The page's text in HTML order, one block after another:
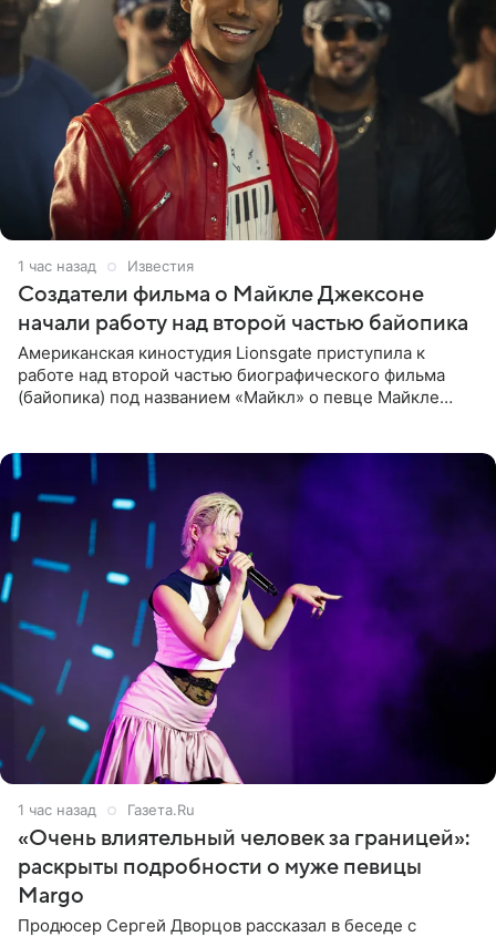
1 час назад Известия
Создатели фильма о Майкле Джексоне
начали работу над второй частью байопика
Американская киностудия Lionsgate приступила к
работе над второй частью биографического фильма
(байопика) под названием «Майкл» о певце Майкле
1 час назад Газета.Ru
«Очень влиятельный человек за границей»:
раскрыты подробности о муже певицы
Margo
Продюсер Сергей Дворцов рассказал в беседе с